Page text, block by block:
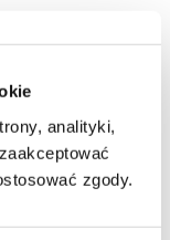
analityki,
zgody.
która znacząco
wanny
z
i nieporowatą